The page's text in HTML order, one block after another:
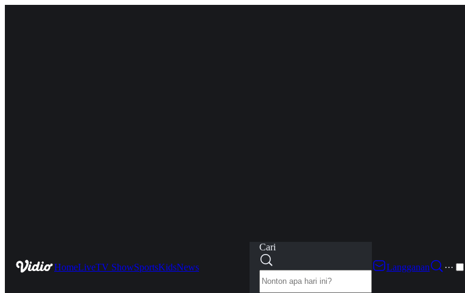
HomeLiveTV ShowSportsKidsNews
Cari
Langganan
···